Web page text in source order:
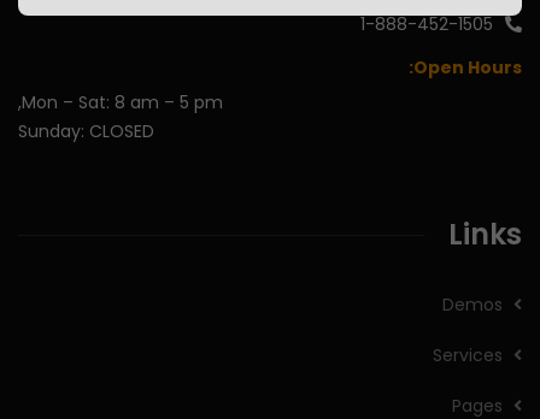
1-888-452-1505
Open Hours:
Mon – Sat: 8 am – 5 pm,
Sunday: CLOSED
Links
Demos
Services
Pages